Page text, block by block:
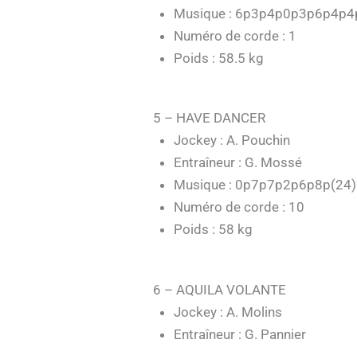
Musique :
Numéro de corde : 1
Poids : 58.5 kg
5 – HAVE DANCER
Jockey : A. Pouchin
Entraîneur : G. Mossé
Musique :
Numéro de corde : 10
Poids : 58 kg
6 – AQUILA VOLANTE
Jockey : A. Molins
Entraîneur : G. Pannier